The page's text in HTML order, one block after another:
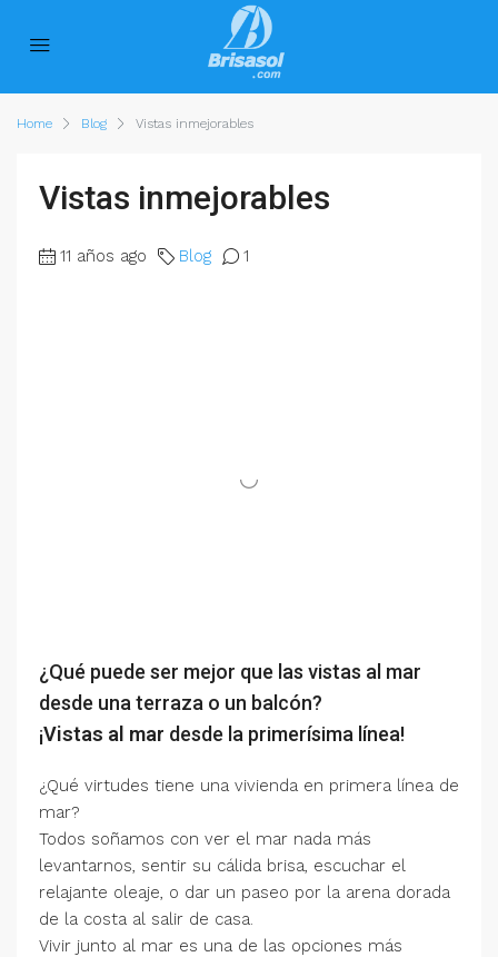
Home Blog Vistas inmejorables
Vistas inmejorables
11 años ago Blog 1
¿Qué puede ser mejor que las vistas al mar
desde una terraza o un balcón?
¡Vistas al mar desde la primerísima línea!
¿Qué virtudes tiene una vivienda en primera línea de
mar?
Todos soñamos con ver el mar nada más
levantarnos, sentir su cálida brisa, escuchar el
relajante oleaje, o dar un paseo por la arena dorada
de la costa al salir de casa.
Vivir junto al mar es una de las opciones más